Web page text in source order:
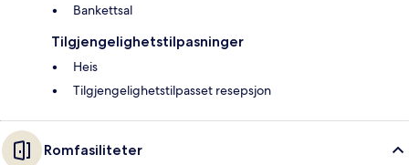
Bankettsal
Tilgjengelighetstilpasninger
Heis
Tilgjengelighetstilpasset resepsjon
Romfasiliteter